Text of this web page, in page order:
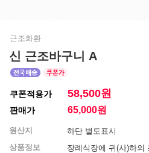
근조화환
신 근조바구니 A
쿠폰적용가 58,500원
판매가 65,000원
원산지
하단 별도표시
상품정보
장례식장에 귀(사)하의